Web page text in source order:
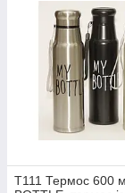
T111 Термос 600